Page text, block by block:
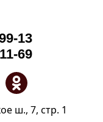
13
69
ш., 7, стр. 1